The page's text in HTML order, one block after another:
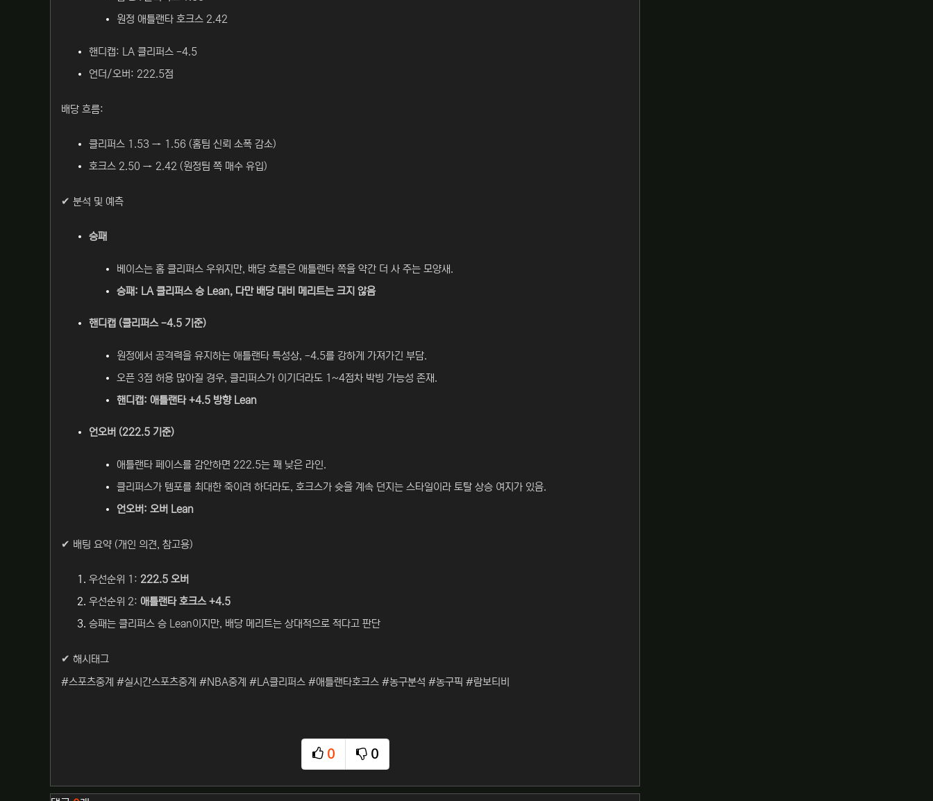
원정 애틀랜타 호크스 2.42
핸디캡: LA 클리퍼스 -4.5
언더/오버: 222.5점
배당 흐름:
클리퍼스 1.53 → 1.56 (홈팀 신뢰 소폭 감소)
호크스 2.50 → 2.42 (원정팀 쪽 매수 유입)
✔ 분석 및 예측
승패
베이스는 홈 클리퍼스 우위지만, 배당 흐름은 애틀랜타 쪽을 약간 더 사 주는 모양새.
승패: LA 클리퍼스 승 Lean, 다만 배당 대비 메리트는 크지 않음
핸디캡 (클리퍼스 -4.5 기준)
원정에서 공격력을 유지하는 애틀랜타 특성상, -4.5를 강하게 가져가긴 부담.
오픈 3점 허용 많아질 경우, 클리퍼스가 이기더라도 1~4점차 박빙 가능성 존재.
핸디캡: 애틀랜타 +4.5 방향 Lean
언오버 (222.5 기준)
애틀랜타 페이스를 감안하면 222.5는 꽤 낮은 라인.
클리퍼스가 템포를 최대한 죽이려 하더라도, 호크스가 슛을 계속 던지는 스타일이라 토탈 상승 여지가 있음.
언오버: 오버 Lean
✔ 배팅 요약 (개인 의견, 참고용)
우선순위 1: 222.5 오버
우선순위 2: 애틀랜타 호크스 +4.5
승패는 클리퍼스 승 Lean이지만, 배당 메리트는 상대적으로 적다고 판단
✔ 해시태그
#스포츠중계 #실시간스포츠중계 #NBA중계 #LA클리퍼스 #애틀랜타호크스 #농구분석 #농구픽 #람보티비
0
추천
0
비추천
관련자료